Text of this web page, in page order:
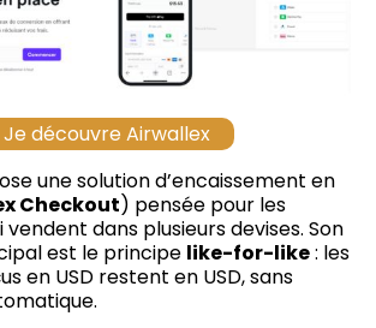
Je découvre Airwallex
une solution d’encaissement en
Checkout) pensée pour les
dans plusieurs devises. Son
est le principe like-for-like: les
en USD restent en USD, sans